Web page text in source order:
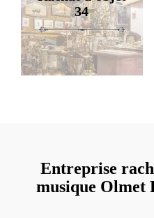
34
Entreprise
musique Olmet